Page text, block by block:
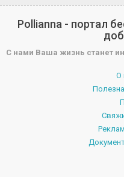
Pollianna - портал
С нами Ваша жизнь станет
О